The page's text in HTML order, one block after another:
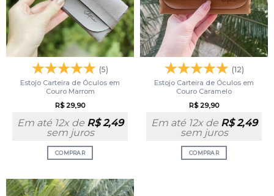
(5)
Estojo Carteira de Óculos em
Couro Marrom
R$29,90
Em até 12x de R$2,49
sem juros
COMPRAR
(12)
Estojo Carteira de Óculos em
Couro Caramelo
R$29,90
Em até 12x de R$2,49
sem juros
COMPRAR